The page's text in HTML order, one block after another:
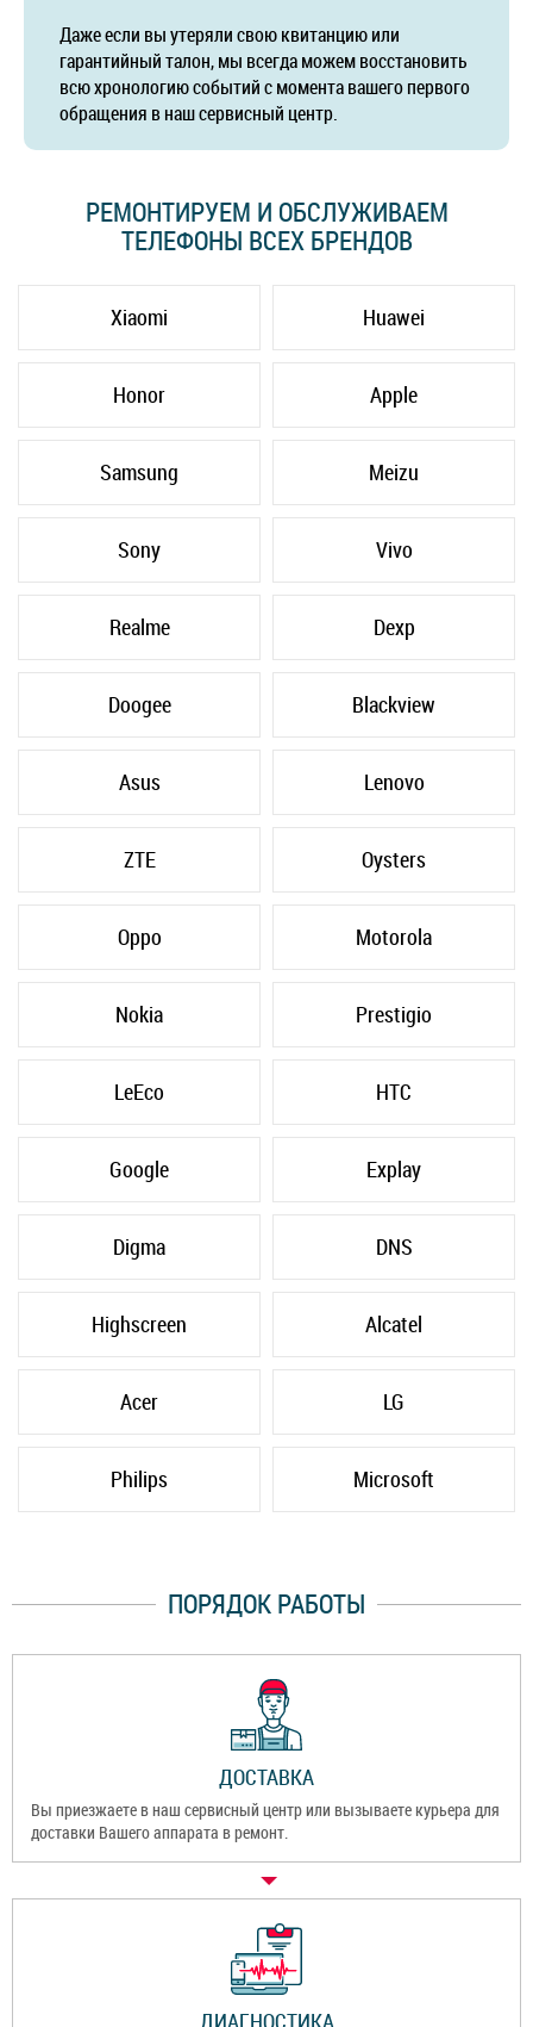
Даже если вы утеряли свою квитанцию или
гарантийный талон, мы всегда можем восстановить
всю хронологию событий с момента вашего первого
обращения в наш сервисный центр.
РЕМОНТИРУЕМ И ОБСЛУЖИВАЕМ
ТЕЛЕФОНЫ ВСЕХ БРЕНДОВ
Xiaomi Huawei
Honor Apple
Samsung Meizu
Sony Vivo
Realme Dexp
Doogee Blackview
Asus Lenovo
ZTE Oysters
Oppo Motorola
Nokia Prestigio
LeEco HTC
Google Explay
Digma DNS
Highscreen Alcatel
Acer LG
Philips Microsoft
ПОРЯДОК РАБОТЫ
ДОСТАВКА
Вы приезжаете в наш сервисный центр или вызываете курьера для
доставки Вашего аппарата в ремонт.
ДИАГНОСТИКА